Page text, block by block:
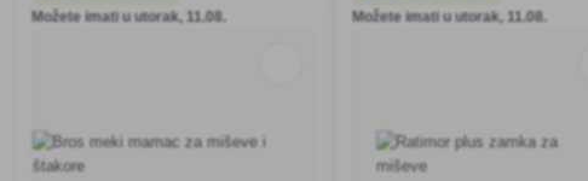
Možete imati u utorak, 11.08.
Možete imati u utorak, 11.08.